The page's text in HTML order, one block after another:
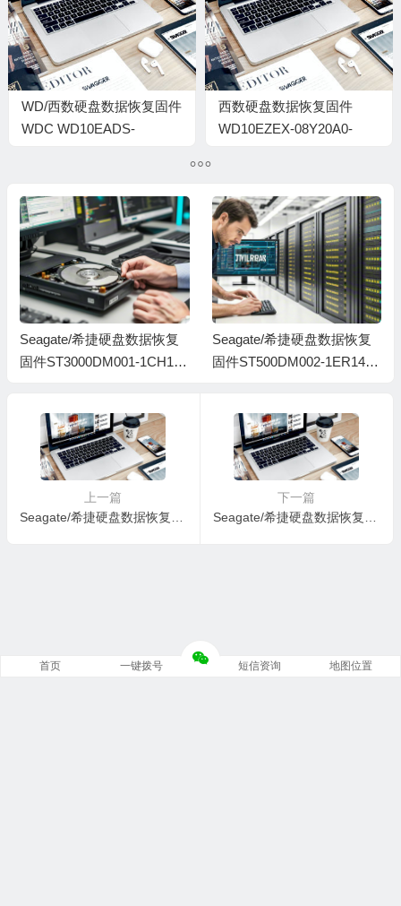
WD/西数硬盘数据恢复固件
WDC WD10EADS-
0015001T-H4-1974
西数硬盘数据恢复固件
WD10EZEX-08Y20A0-
00080018
Seagate/希捷硬盘数据恢复
固件ST3000DM001-1CH166
Seagate/希捷硬盘数据恢复
固件ST500DM002-1ER14C-
上一篇
Seagate/希捷硬盘数据恢复固件ST1000DM003-1CH162-CC47-Z1DA5KG5
下一篇
Seagate/希捷硬盘数据恢复固件ST1000DM003-1CH162-CC49-Z1DC9X4W
首页 一键拨号 短信资询 地图位置